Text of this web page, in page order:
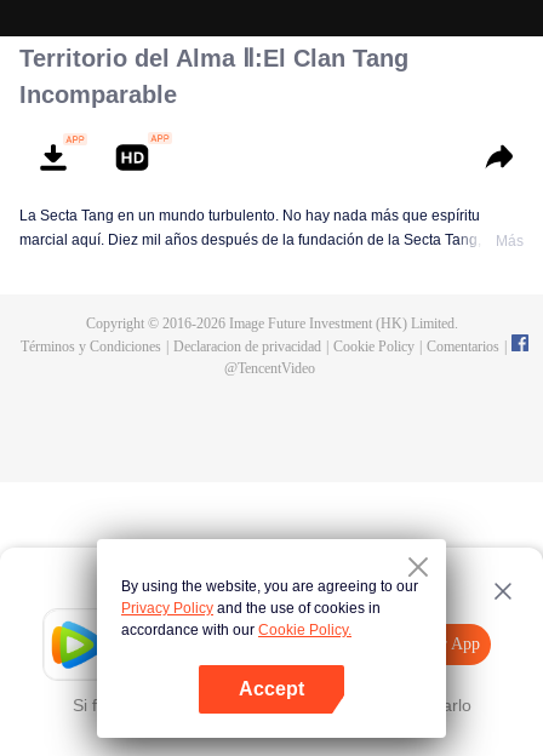
Tencent Video
Abrir App
Si falla, por favor Haz clic aquí y vuelve a intentarlo
Territorio del Alma Ⅱ:El Clan Tang
Incomparable
La Secta Tang en un mundo turbulento. No hay nada más que espíritu
marcial aquí. Diez mil años después de la fundación de la Secta Tang, está
puede elegir estrellas; El nuevo sistema de utensilios del alma que condujo
al declive de la Secta Tang... Hay muchos secretos por revelar.
Más
Copyright © 2016-2026Image Future Investment (HK) Limited.
Términos y Condiciones
Declaracion de privacidad Cookie Policy Comentarios
@TencentVideo
By using the website, you are agreeing to our
Privacy Policy and the use of cookies in
accordance with our Cookie Policy.
Accept